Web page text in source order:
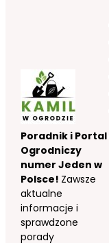
Poradnik i Portal
Ogrodniczy
numer Jeden w
Polsce! Zawsze
aktualne
informacje i
sprawdzone
porady